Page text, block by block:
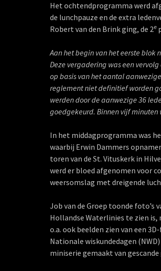
Het ochtendprogramma werd
de lunchpauze en de extra
Robert van den Brink ging, de 2e
Aan het begin van het eerste
Deze vergadering was een
op basis van het aantal
reglement niet definitief worden
werden door de aanwezige 36
goedgekeurd. Binnen vijf
In het middagprogramma was
waarbij Erwin Dammers
toren van de St. Vituskerk in
werd er bloed afgenomen voor
weersomslag met dreigende
Job van de Groep toonde foto’s
Hollandse Waterlinies te zien is,
o.a. ook beelden zien van een
Nationale wiskundedagen
miniserie gemaakt van gescande